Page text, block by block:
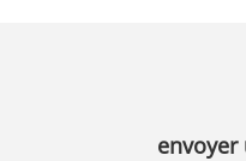
envoyer